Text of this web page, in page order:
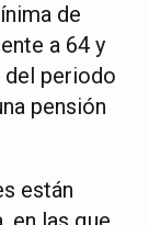
de
a 64 y
del periodo
pensión
están